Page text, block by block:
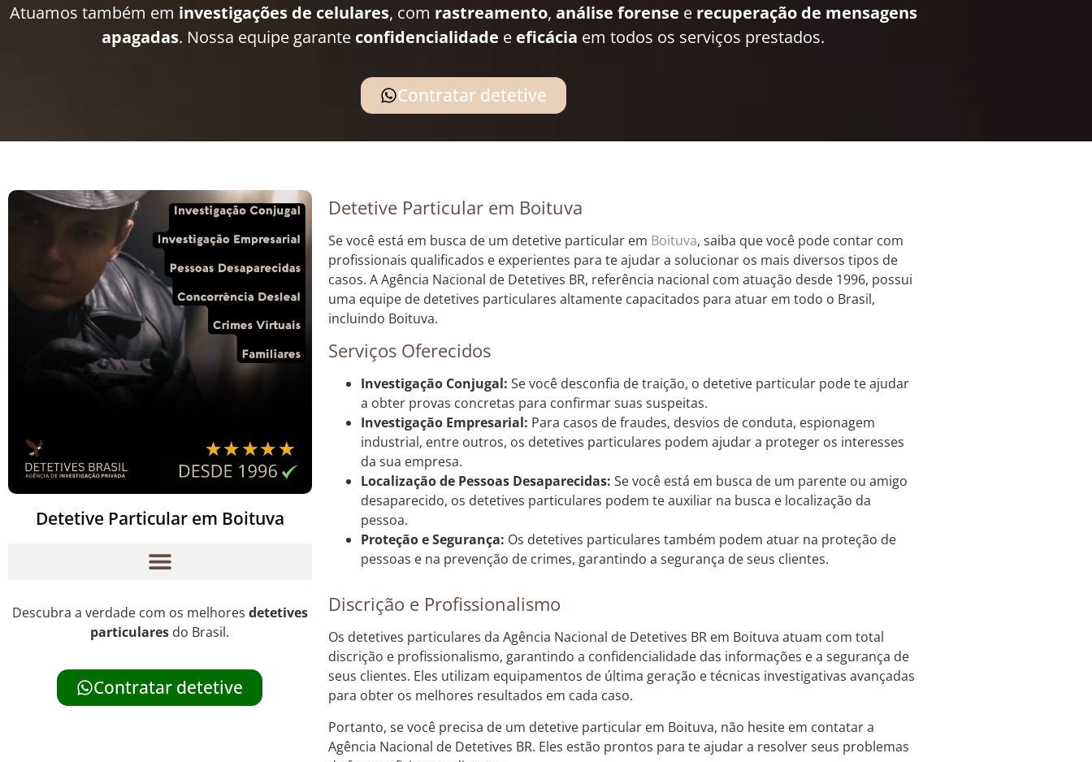
Atuamos também em investigações de celulares, com rastreamento, análise forense e recuperação de mensagens
apagadas. Nossa equipe garante confidencialidade e eficácia em todos os serviços prestados.
Contratar detetive
Detetive Particular em Boituva
Descubra a verdade com os melhores detetives
particulares do Brasil.
Contratar detetive
Detetive Particular em Boituva
Se você está em busca de um detetive particular em Boituva, saiba que você pode contar com
profissionais qualificados e experientes para te ajudar a solucionar os mais diversos tipos de
casos. A Agência Nacional de Detetives BR, referência nacional com atuação desde 1996, possui
uma equipe de detetives particulares altamente capacitados para atuar em todo o Brasil,
incluindo Boituva.
Serviços Oferecidos
Investigação Conjugal: Se você desconfia de traição, o detetive particular pode te ajudar
a obter provas concretas para confirmar suas suspeitas.
Investigação Empresarial: Para casos de fraudes, desvios de conduta, espionagem
industrial, entre outros, os detetives particulares podem ajudar a proteger os interesses
da sua empresa.
Localização de Pessoas Desaparecidas: Se você está em busca de um parente ou amigo
desaparecido, os detetives particulares podem te auxiliar na busca e localização da
pessoa.
Proteção e Segurança: Os detetives particulares também podem atuar na proteção de
pessoas e na prevenção de crimes, garantindo a segurança de seus clientes.
Discrição e Profissionalismo
Os detetives particulares da Agência Nacional de Detetives BR em Boituva atuam com total
discrição e profissionalismo, garantindo a confidencialidade das informações e a segurança de
seus clientes. Eles utilizam equipamentos de última geração e técnicas investigativas avançadas
para obter os melhores resultados em cada caso.
Portanto, se você precisa de um detetive particular em Boituva, não hesite em contatar a
Agência Nacional de Detetives BR. Eles estão prontos para te ajudar a resolver seus problemas